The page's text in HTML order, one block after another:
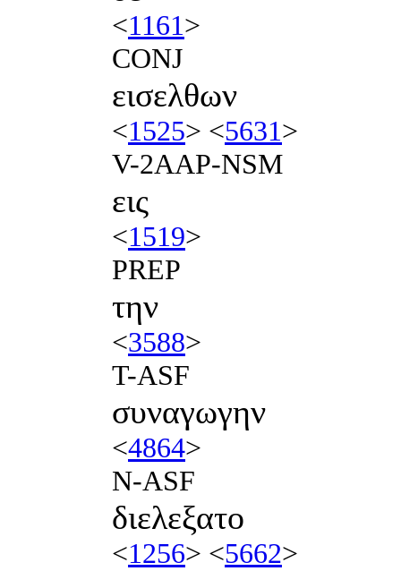
<1161>
CONJ
εισελθων
<1525> <5631>
V-2AAP-NSM
εις
<1519>
PREP
την
<3588>
T-ASF
συναγωγην
<4864>
N-ASF
διελεξατο
<1256> <5662>